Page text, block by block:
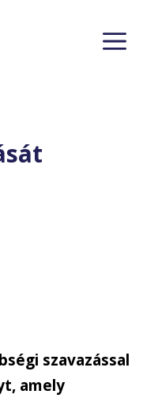
szavazással
amely